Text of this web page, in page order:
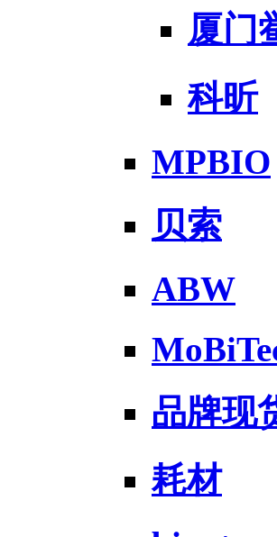
厦门
科昕
MPBIO
贝索
ABW
品牌现
耗材